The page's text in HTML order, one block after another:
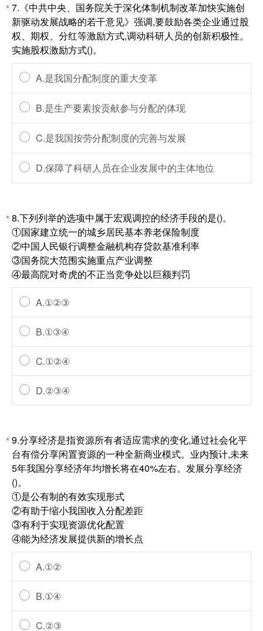
*7.《中共中央、国务院关于深化体制机制改革加快实施创
新驱动发展战略的若干意见》强调,要鼓励各类企业通过股
权、期权、分红等激励方式,调动科研人员的创新积极性。
实施股权激励方式()。
A.是我国分配制度的重大变革
B.是生产要素按贡献参与分配的体现
C.是我国按劳分配制度的完善与发展
D.保障了科研人员在企业发展中的主体地位
*8.下列列举的选项中属于宏观调控的经济手段的是()。
①国家建立统一的城乡居民基本养老保险制度
②中国人民银行调整金融机构存贷款基准利率
③国务院大范围实施重点产业调整
④最高院对奇虎的不正当竞争处以巨额判罚
A.①②③
B.①③④
C.①②④
D.②③④
*9.分享经济是指资源所有者适应需求的变化,通过社会化平
台有偿分享闲置资源的一种全新商业模式。业内预计,未来
5年我国分享经济年均增长将在40%左右。发展分享经济
()。
①是公有制的有效实现形式
②有助于缩小我国收入分配差距
③有利于实现资源优化配置
④能为经济发展提供新的增长点
A.①②
B.①④
C.②③